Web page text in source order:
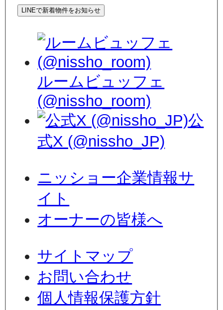
LINEで新着物件をお知らせ
ルームビュッフェ
(@nissho_room)
公
式X (@nissho_JP)
ニッショー企業情報サ
イト
オーナーの皆様へ
サイトマップ
お問い合わせ
個人情報保護方針